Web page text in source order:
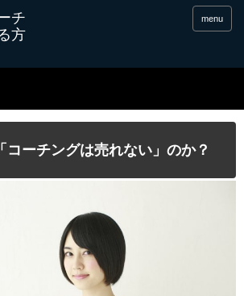
menu
コーチングは売れない」のか？